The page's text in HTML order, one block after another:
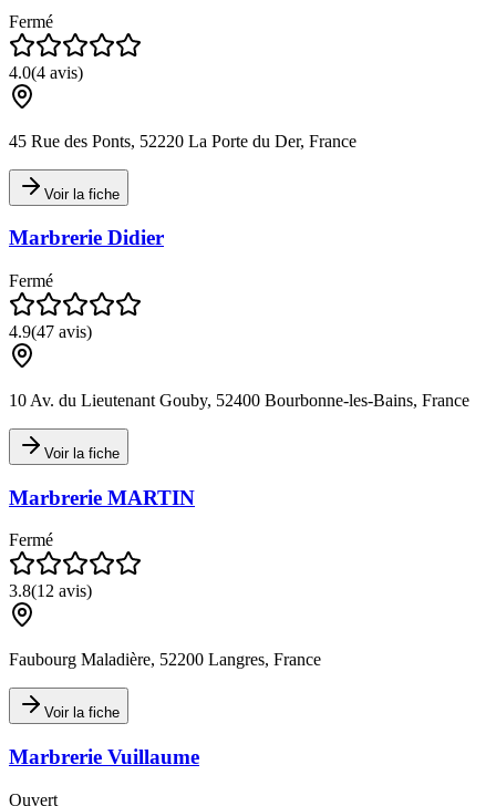
Fermé
4.0(4 avis)
45 Rue des Ponts, 52220 La Porte du Der, France
Voir la fiche
Marbrerie Didier
Fermé
4.9(47 avis)
10 Av. du Lieutenant Gouby, 52400 Bourbonne-les-Bains, France
Voir la fiche
Marbrerie MARTIN
Fermé
3.8(12 avis)
Faubourg Maladière, 52200 Langres, France
Voir la fiche
Marbrerie Vuillaume
Ouvert